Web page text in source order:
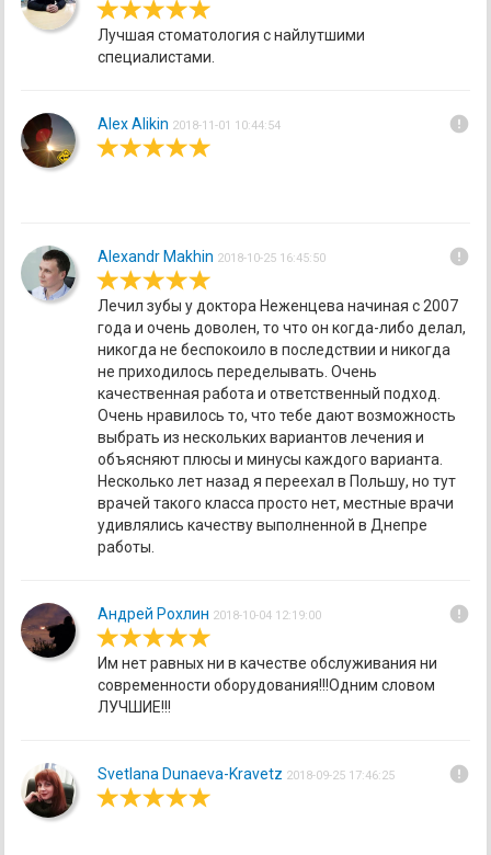
Лучшая стоматология с найлутшими
специалистами.
Alex Alikin 2018-11-01 10:44:54 error
Alexandr Makhin 2018-10-25 16:45:50 error
Лечил зубы у доктора Неженцева начиная с 2007
года и очень доволен, то что он когда-либо делал,
никогда не беспокоило в последствии и никогда
не приходилось переделывать. Очень
качественная работа и ответственный подход.
Очень нравилось то, что тебе дают возможность
выбрать из нескольких вариантов лечения и
объясняют плюсы и минусы каждого варианта.
Несколько лет назад я переехал в Польшу, но тут
врачей такого класса просто нет, местные врачи
удивлялись качеству выполненной в Днепре
работы.
Андрей Рохлин 2018-10-04 12:19:00 error
Им нет равных ни в качестве обслуживания ни
современности оборудования!!!Одним словом
ЛУЧШИЕ!!!
Svetlana Dunaeva-Kravetz 2018-09-25 17:46:25 error